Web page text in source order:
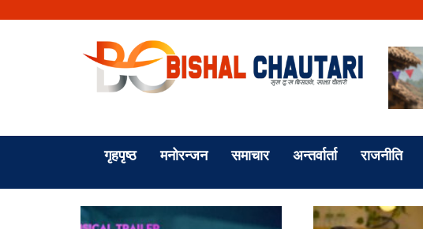
गृहपृष्ठ मनोरन्जन समाचार अन्तर्वार्ता राजनीति